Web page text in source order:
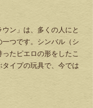
ン」は、多くの人にと
つです。シンバル（シ
たピエロの形をしたこ
イプの玩具で、今では